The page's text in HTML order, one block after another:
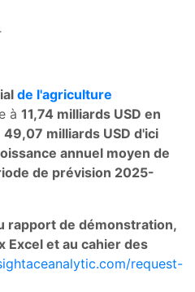
de l'agriculture
à 11,74 milliards USD en
49,07 milliards USD d'ici
annuel moyen de
de prévision 2025-
rapport de démonstration,
Excel et au cahier des
request-